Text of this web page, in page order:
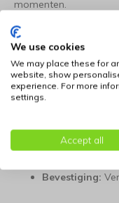
momenten.
Belangrijkste
Design:Roze
Formaat:
Onderhoud:
Bevestiging:
We use cookies
We may place these for
website, show
experience. For more
settings.
Accept all